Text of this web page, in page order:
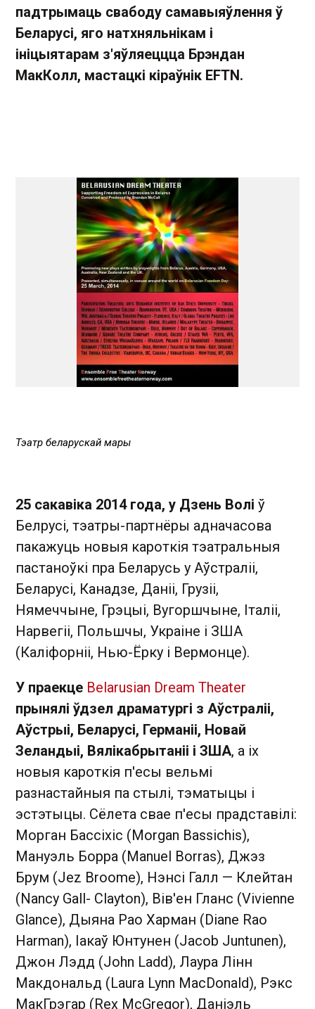
падтрымаць свабоду самавыяўлення ў
Беларусі, яго натхняльнікам і
ініцыятарам з'яўляеццца Брэндан
МакКолл, мастацкі кіраўнік EFTN.
Тэатр беларускай мары
25 сакавіка 2014 года, у Дзень Волі ў
Белрусі, тэатры-партнёры адначасова
пакажуць новыя кароткія тэатральныя
пастаноўкі пра Беларусь у Аўстраліі,
Беларусі, Канадзе, Даніі, Грузіі,
Нямеччыне, Грэцыі, Вугоршчыне, Італіі,
Нарвегіі, Польшчы, Украіне і ЗША
(Каліфорніі, Нью-Ёрку і Вермонце).
У праекце Belarusian Dream Theater
прынялі ўдзел драматургі з Аўстраліі,
Аўстрыі, Беларусі, Германіі, Новай
Зеландыі, Вялікабрытаніі і ЗША, а іх
новыя кароткія п'есы вельмі
разнастайныя па стылі, тэматыцы і
эстэтыцы. Сёлета свае п'есы прадставілі:
Морган Бассіхіс (Morgan Bassichis),
Мануэль Борра (Manuel Borras), Джэз
Брум (Jez Broome), Нэнсі Галл — Клейтан
(Nancy Gall- Clayton), Вів'ен Гланс (Vivienne
Glance), Дыяна Рао Харман (Diane Rao
Harman), Іакаў Юнтунен (Jacob Juntunen),
Джон Лэдд (John Ladd), Лаура Лінн
Макдональд (Laura Lynn MacDonald), Рэкс
МакГрэгар (Rex McGregor), Даніэль